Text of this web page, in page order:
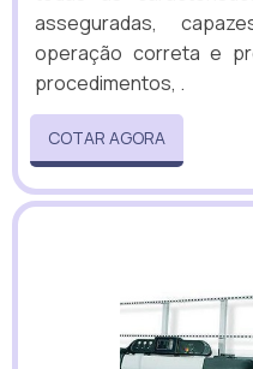
asseguradas,
operação correta e
procedimentos, .
COTAR AGORA